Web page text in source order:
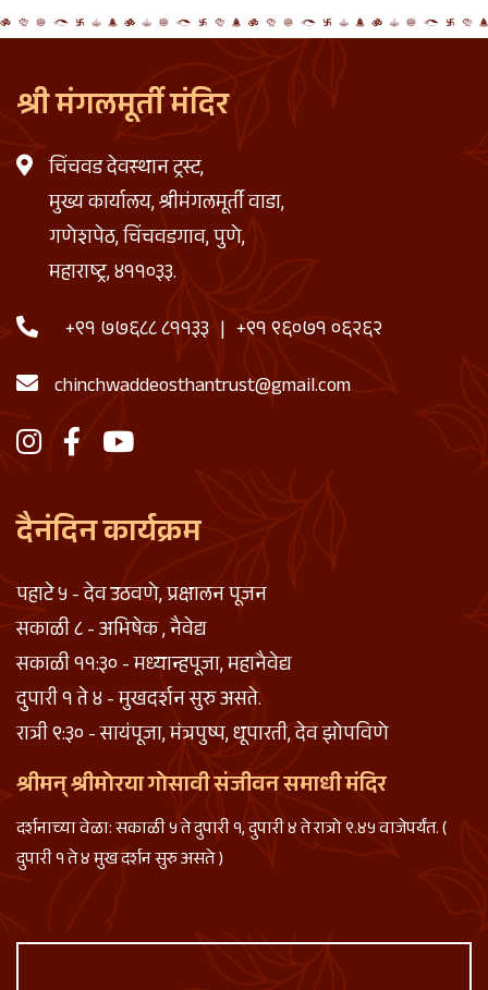
श्री मंगलमूर्ती मंदिर
चिंचवड देवस्थान ट्रस्ट,
मुख्य कार्यालय, श्रीमंगलमूर्ती वाडा,
गणेशपेठ, चिंचवडगाव, पुणे,
महाराष्ट्र, ४११०३३.
+९१ ७७६८८ ८११३३ | +९१ ९६०७१ ०६२६२
chinchwaddeosthantrust@gmail.com
दैनंदिन कार्यक्रम
पहाटे ५ - देव उठवणे, प्रक्षालन पूजन
सकाळी ८ - अभिषेक , नैवेद्य
सकाळी ११:३० - मध्यान्हपूजा, महानैवेद्य
दुपारी १ ते ४ - मुखदर्शन सुरु असते.
रात्री ९:३० - सायंपूजा, मंत्रपुष्प, धूपारती, देव झोपविणे
श्रीमन् श्रीमोरया गोसावी संजीवन समाधी मंदिर
दर्शनाच्या वेळा: सकाळी ५ ते दुपारी १, दुपारी ४ ते रात्रो ९.४५ वाजेपर्यंत. (
दुपारी १ ते ४ मुख दर्शन सुरु असते )